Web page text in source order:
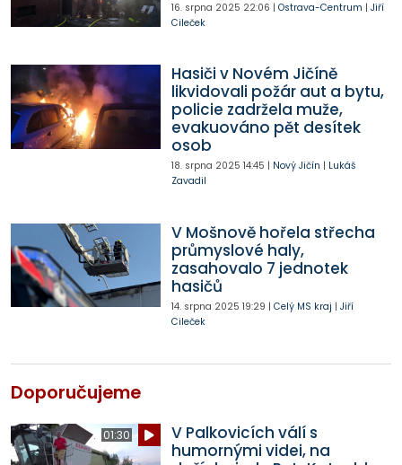
16. srpna 2025 22:06 | Ostrava-Centrum | Jiří
Cileček
Hasiči v Novém Jičíně
likvidovali požár aut a bytu,
policie zadržela muže,
evakuováno pět desítek
osob
18. srpna 2025 14:45 | Nový Jičín | Lukáš
Zavadil
V Mošnově hořela střecha
průmyslové haly,
zasahovalo 7 jednotek
hasičů
14. srpna 2025 19:29 | Celý MS kraj | Jiří
Cileček
Doporučujeme
01:30
V Palkovicích válí s
humornými videi, na